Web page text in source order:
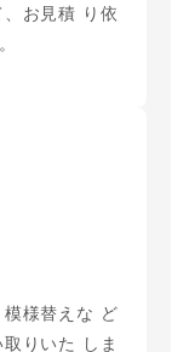
お見積 り依
様替えな ど
りいた
しま